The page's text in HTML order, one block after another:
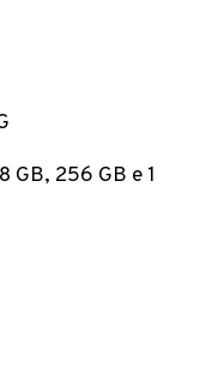
GB, 256 GB e 1